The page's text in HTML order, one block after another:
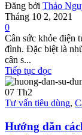
Đăng bởi Thảo
Tháng 10 2, 2021
0
Cân sức khỏe điện
đình. Đặc biệt là
cân s...
Tiếp tục đọc
07 Th2
Tư vấn tiêu dùng,
Hướng dẫn